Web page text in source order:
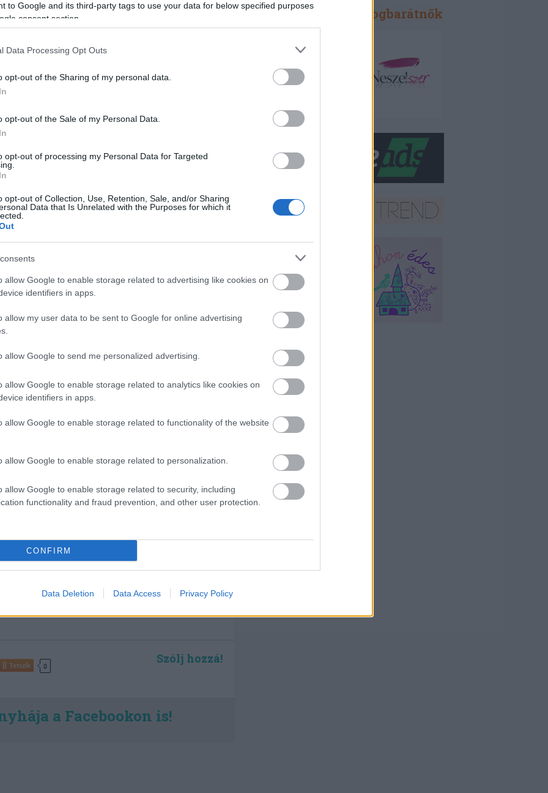
to Google and its third-party tags to use your data for below specified purposes
consent section.
Data Processing Opt Outs
opt-out of the Sharing of my personal data.
opt-out of the Sale of my Personal Data.
opt-out of processing my Personal Data for Targeted
opt-out of Collection, Use, Retention, Sale, and/or Sharing
Data that Is Unrelated with the Purposes for which it
allow Google to enable storage related to advertising like cookies on
identifiers in apps.
allow my user data to be sent to Google for online advertising
allow Google to send me personalized advertising.
allow Google to enable storage related to analytics like cookies on
identifiers in apps.
allow Google to enable storage related to functionality of the website
allow Google to enable storage related to personalization.
allow Google to enable storage related to security, including
functionality and fraud prevention, and other user protection.
CONFIRM
Data Deletion Data Access Privacy Policy
Az elmúlt tíz évben folyamatosan kerestük azokat az
bennünket. Sokat utazunk, figyelünk, tanulunk és kóstolunk,
az, hogy hazahozzuk azt a szemléletet, amitől egy hely
és élményekből épül tovább a Botanica története is” –
Mérito éttermekben tapasztalták meg azt a rendkívül
régió különleges növényvilágára épül. Buenos Airesben a
termelői szemlélet és a vendégélmény erejét, míg
mint a Lasai vagy a Casa do Porco. Az utak célja nem
hogyan gondolkodnak a világ legjobb éttermei
és kreativitásról. Ezek az élmények később természetes
elmúlt év lenyomata
is egyértelműen megjelenik. A fogásokban
a savak, a fermentált elemek és a bátrabb fűszerezés,
gondolkodásra és a minőségi alapanyagokra épít.
bébirépa kimchi és bazsalikomolaj kíséri, míg a
gyömbér és a zöldalma ad új karaktert a klasszikus
is megjelennek, mint az ibérico sertéscsászár
a mézes-bourbon vaníliás panna cotta zöldalmával,
a legizgalmasabb dolgok gyakran a megszokott határainkon
haza, hanem gondolatokat, ízeket, szemléletet és
ma is ugyanúgy kíváncsi vagyok, mint az elején. A jubileumi
és találkozásainak lenyomata a tányéron”– mondja
fejezete
lezárt korszak végét jelenti, hanem egy új fejezet
évtizedet és mutat irányt a következőre:
hogy a legjobb inspirációk sokszor több ezer
találnak otthonra.
Tetszik 0
Szólj hozzá!
a Facebookon is!
Blogbarátok, blogbarátnők